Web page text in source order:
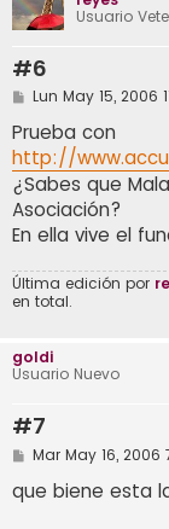
Usuario
#6
M
n
s
a
j
e
Lun May 15, 2006
Prueba con
http://
¿Sabes que
Asociación?
En ella vive el
Última edición por
en total.
goldi
Usuario Nuevo
#7
M
n
s
Mar May 16, 2006
que biene esta